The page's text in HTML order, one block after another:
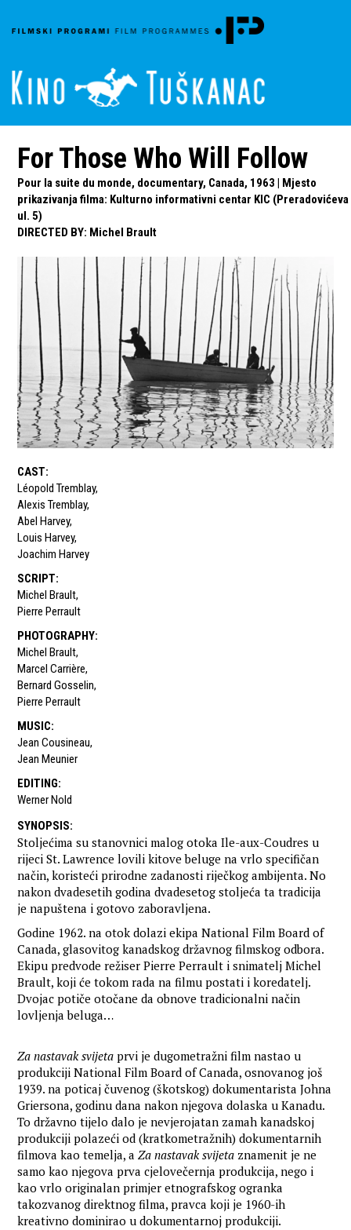
For Those Who Will Follow
Pour la suite du monde, documentary, Canada, 1963 | Mjesto
prikazivanja filma: Kulturno informativni centar KIC (Preradovićeva
ul. 5)
DIRECTED BY: Michel Brault
CAST:
Léopold Tremblay,
Alexis Tremblay,
Abel Harvey,
Louis Harvey,
Joachim Harvey
SCRIPT:
Michel Brault,
Pierre Perrault
PHOTOGRAPHY:
Michel Brault,
Marcel Carrière,
Bernard Gosselin,
Pierre Perrault
MUSIC:
Jean Cousineau,
Jean Meunier
EDITING:
Werner Nold
SYNOPSIS:
Stoljećima su stanovnici malog otoka Ile-aux-Coudres u
rijeci St. Lawrence lovili kitove beluge na vrlo specifičan
način, koristeći prirodne zadanosti riječkog ambijenta. No
nakon dvadesetih godina dvadesetog stoljeća ta tradicija
je napuštena i gotovo zaboravljena.
Godine 1962. na otok dolazi ekipa National Film Board of
Canada, glasovitog kanadskog državnog filmskog odbora.
Ekipu predvode režiser Pierre Perrault i snimatelj Michel
Brault, koji će tokom rada na filmu postati i koredatelj.
Dvojac potiče otočane da obnove tradicionalni način
lovljenja beluga…
Za nastavak svijeta prvi je dugometražni film nastao u
produkciji National Film Board of Canada, osnovanog još
1939. na poticaj čuvenog (škotskog) dokumentarista Johna
Griersona, godinu dana nakon njegova dolaska u Kanadu.
To državno tijelo dalo je nevjerojatan zamah kanadskoj
produkciji polazeći od (kratkometražnih) dokumentarnih
filmova kao temelja, a Za nastavak svijeta znamenit je ne
samo kao njegova prva cjelovečernja produkcija, nego i
kao vrlo originalan primjer etnografskog ogranka
takozvanog direktnog filma, pravca koji je 1960-ih
kreativno dominirao u dokumentarnoj produkciji.